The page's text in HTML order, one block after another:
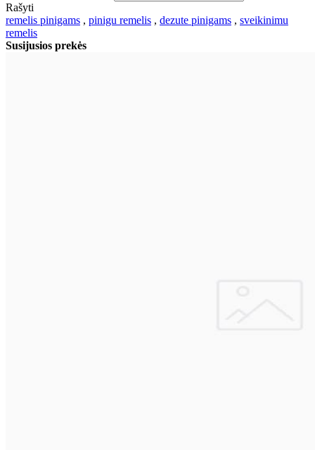
Rašyti
remelis pinigams , pinigu remelis , dezute pinigams , sveikinimu
remelis
Susijusios prekės